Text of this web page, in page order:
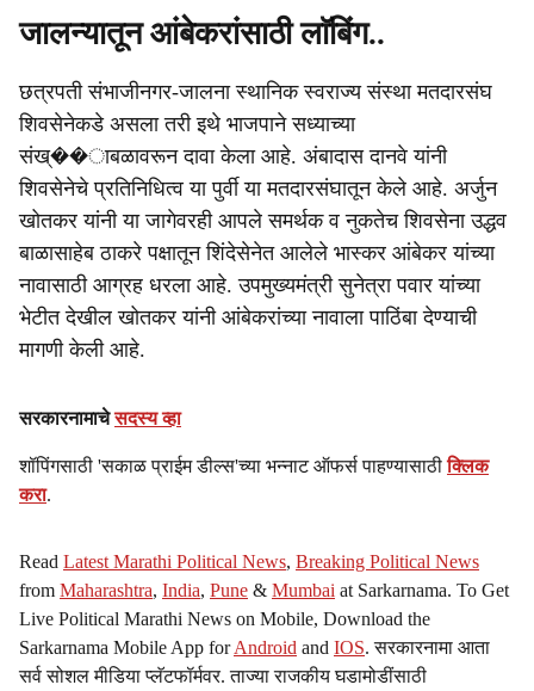
जालन्यातून आंबेकरांसाठी लाॅबिंग..
छत्रपती संभाजीनगर-जालना स्थानिक स्वराज्य संस्था मतदारसंघ
शिवसेनेकडे असला तरी इथे भाजपाने सध्याच्या
संख्��ाबळावरून दावा केला आहे. अंबादास दानवे यांनी
शिवसेनेचे प्रतिनिधित्व या पुर्वी या मतदारसंघातून केले आहे. अर्जुन
खोतकर यांनी या जागेवरही आपले समर्थक व नुकतेच शिवसेना उद्धव
बाळासाहेब ठाकरे पक्षातून शिंदेसेनेत आलेले भास्कर आंबेकर यांच्या
नावासाठी आग्रह धरला आहे. उपमुख्यमंत्री सुनेत्रा पवार यांच्या
भेटीत देखील खोतकर यांनी आंबेकरांच्या नावाला पाठिंबा देण्याची
मागणी केली आहे.
सरकारनामाचेसदस्य व्हा
शॉपिंगसाठी 'सकाळ प्राईम डील्स'च्या भन्नाट ऑफर्स पाहण्यासाठीक्लिक
करा.
Read Latest Marathi Political News, Breaking Political News
from Maharashtra, India, Pune & Mumbai at Sarkarnama. To Get
Live Political Marathi News on Mobile, Download the
Sarkarnama Mobile App forAndroid and IOS. सरकारनामा आता
सर्व सोशल मीडिया प्लॅटफॉर्मवर. ताज्या राजकीय घडामोडींसाठी